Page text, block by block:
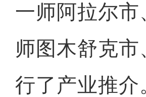
一师阿拉尔
师图木舒克
行了产业推